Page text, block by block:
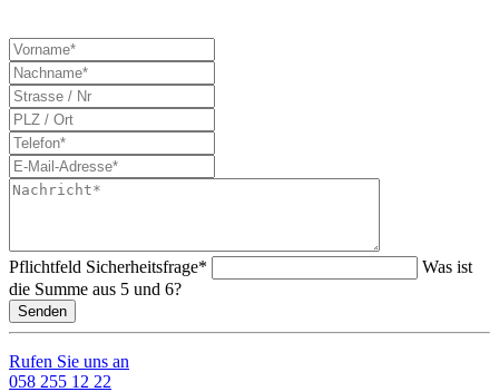
Pflichtfeld Sicherheitsfrage*
Was ist
die Summe aus 5 und 6?
Senden
Rufen Sie uns an
058 255 12 22